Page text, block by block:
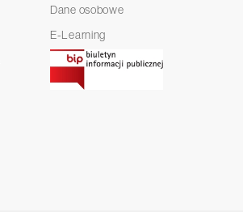
Dane osobowe
E-Learning